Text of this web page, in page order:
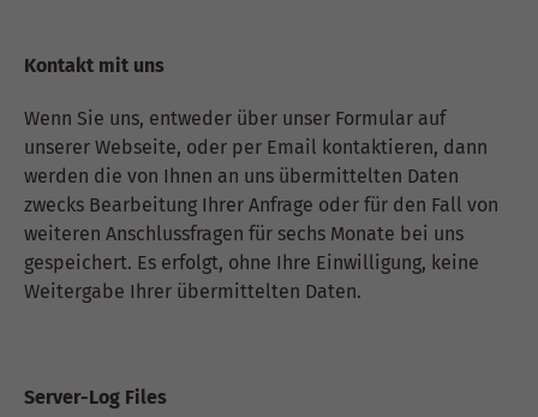
Kontakt mit uns
Wenn Sie uns, entweder über unser Formular auf
unserer Webseite, oder per Email kontaktieren, dann
werden die von Ihnen an uns übermittelten Daten
zwecks Bearbeitung Ihrer Anfrage oder für den Fall von
weiteren Anschlussfragen für sechs Monate bei uns
gespeichert. Es erfolgt, ohne Ihre Einwilligung, keine
Weitergabe Ihrer übermittelten Daten.
Server-Log Files